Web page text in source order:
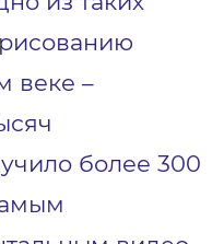
веке –
более 300